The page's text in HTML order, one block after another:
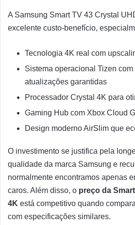
A Samsung Smart TV 43 Crystal
excelente custo-benefício,
Tecnologia 4K real com
Sistema operacional Tizen
atualizações garantidas
Processador Crystal 4K para
Gaming Hub com Xbox Cloud
Design moderno AirSlim que
O investimento se justifica pela
qualidade da marca Samsung e
normalmente encontramos apenas
caros. Além disso, o preço da
4K está competitivo quando
com especificações similares.